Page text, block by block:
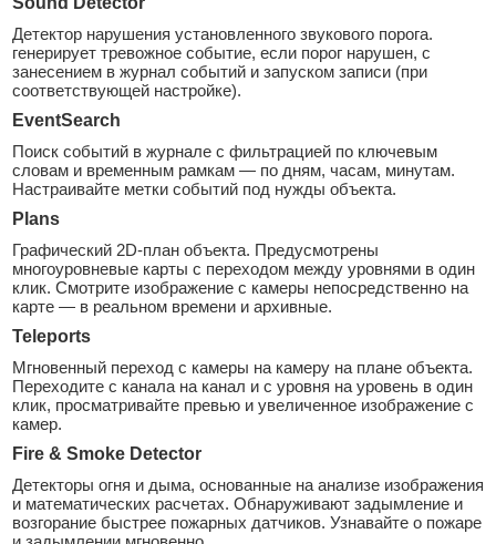
Детектор нарушения установленного звукового порога.
генерирует тревожное событие, если порог нарушен, с
занесением в журнал событий и запуском записи (при
соответствующей настройке).
EventSearch
Поиск событий в журнале с фильтрацией по ключевым
словам и временным рамкам — по дням, часам, минутам.
Настраивайте метки событий под нужды объекта.
Plans
Графический 2D-план объекта. Предусмотрены
многоуровневые карты с переходом между уровнями в один
клик. Смотрите изображение с камеры непосредственно на
карте — в реальном времени и архивные.
Teleports
Мгновенный переход с камеры на камеру на плане объекта.
Переходите с канала на канал и с уровня на уровень в один
клик, просматривайте превью и увеличенное изображение с
камер.
Fire & Smoke Detector
Детекторы огня и дыма, основанные на анализе изображения
и математических расчетах. Обнаруживают задымление и
возгорание быстрее пожарных датчиков. Узнавайте о пожаре